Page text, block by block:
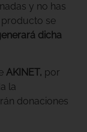
y no has
se
dicha
AKINET, por
la
donaciones